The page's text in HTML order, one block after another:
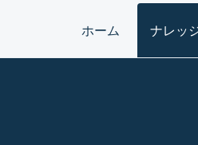
ホーム ナレッ